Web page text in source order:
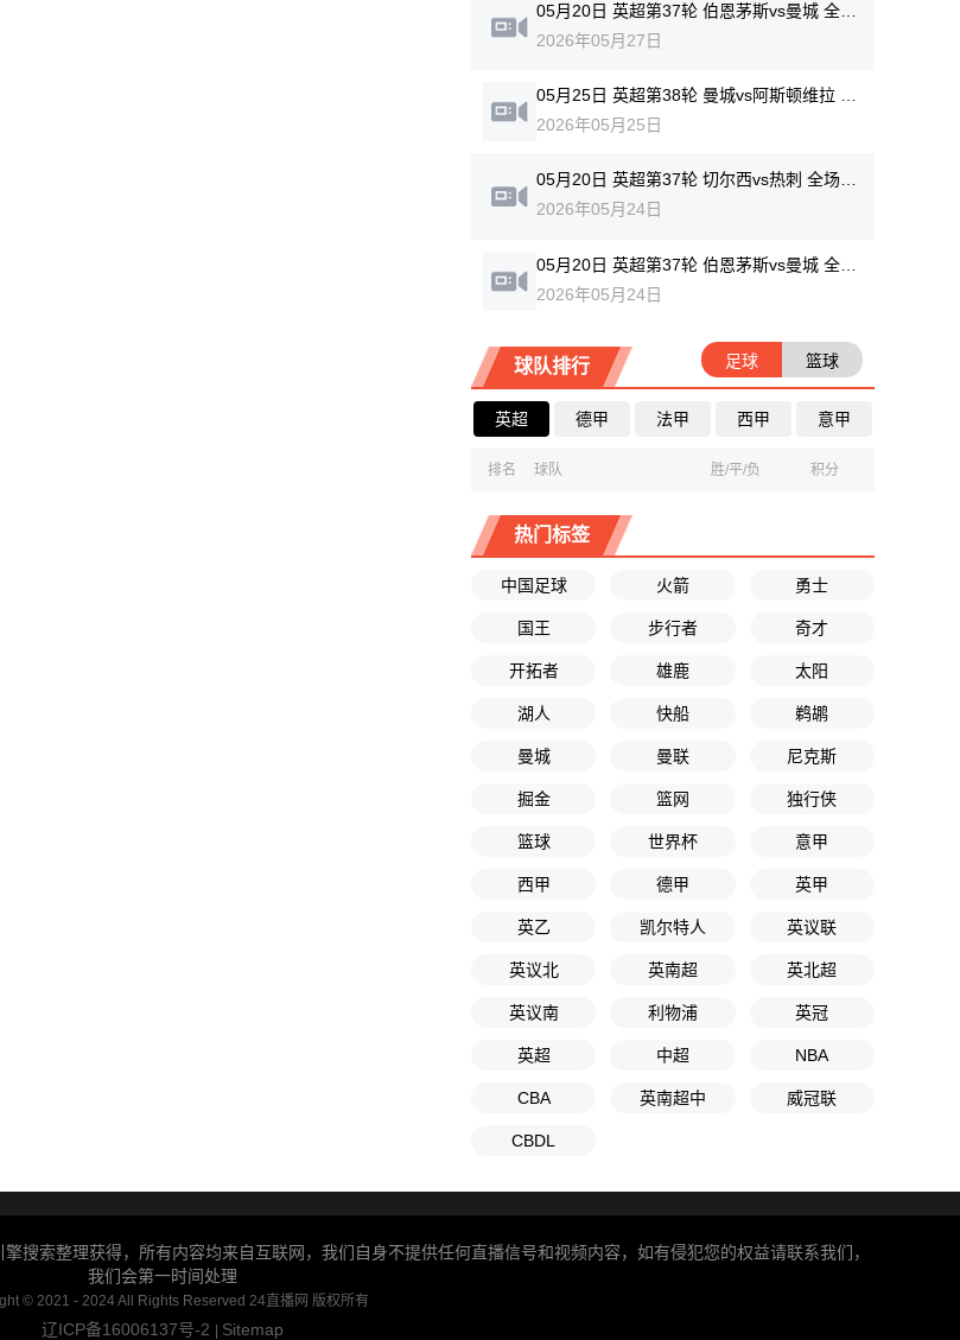
2026年05月27日
2026年05月25日
05月20日 英超第37轮 切尔西vs热刺 全场录像回放
2026年05月24日
2026年05月24日
球队排行 足球 篮球
英超 德甲 法甲 西甲 意甲
排名 球队 胜/平/负 积分
热门标签
中国足球 火箭 勇士
国王 步行者 奇才
开拓者 雄鹿 太阳
湖人 快船 鹈鹕
曼城 曼联 尼克斯
掘金 篮网 独行侠
篮球 世界杯 意甲
西甲 德甲 英甲
英乙 凯尔特人 英议联
英议北 英南超 英北超
英议南 利物浦 英冠
英超 中超 NBA
CBA 英南超中 威冠联
CBDL
搜索整理获得，所有内容均来自互联网，我们自身不提供任何直播信号和视频内容，如有侵犯您的权益请联系我们，
我们会第一时间处理
© 2021 - 2024 All Rights Reserved 24直播网 版权所有
辽ICP备16006137号-2 Sitemap